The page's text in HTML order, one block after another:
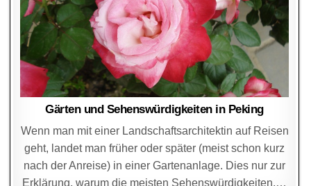
Gärten und Sehenswürdigkeiten in Peking
Wenn man mit einer Landschaftsarchitektin auf Reisen
geht, landet man früher oder später (meist schon kurz
nach der Anreise) in einer Gartenanlage. Dies nur zur
Erklärung, warum die meisten Sehenswürdigkeiten,…